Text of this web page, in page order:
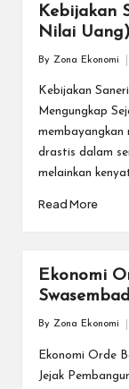
Kebijakan
Nilai
Posted
by
By Zona Ekonomi
Kebijakan
Mengungkap
drastis dalam
melainkan
Read More
Ekonomi
by
By Zona Ekonomi
Ekonomi Orde
Jejak